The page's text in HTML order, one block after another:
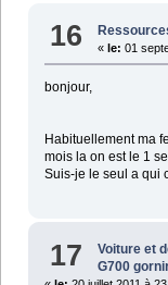
16 «le: 01
bonjour,
Habituellement ma
mois la on est le 1
Suis-je le seul a qui
17 Voiture et
G700